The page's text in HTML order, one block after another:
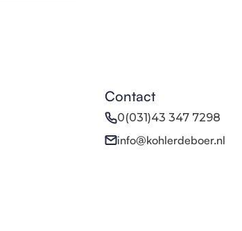
Contact
0(031)43 347 7298
info@kohlerdeboer.nl